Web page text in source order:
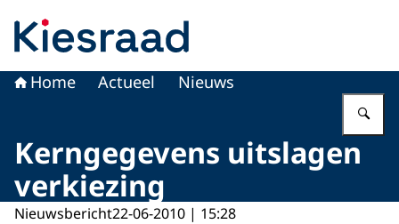
Home Actueel Nieuws
Kerngegevens uitslagen
verkiezing
Nieuwsbericht22-06-2010 | 15:28